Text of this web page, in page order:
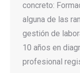
concreto:
alguna de las
gestión de
10 años en
profesional